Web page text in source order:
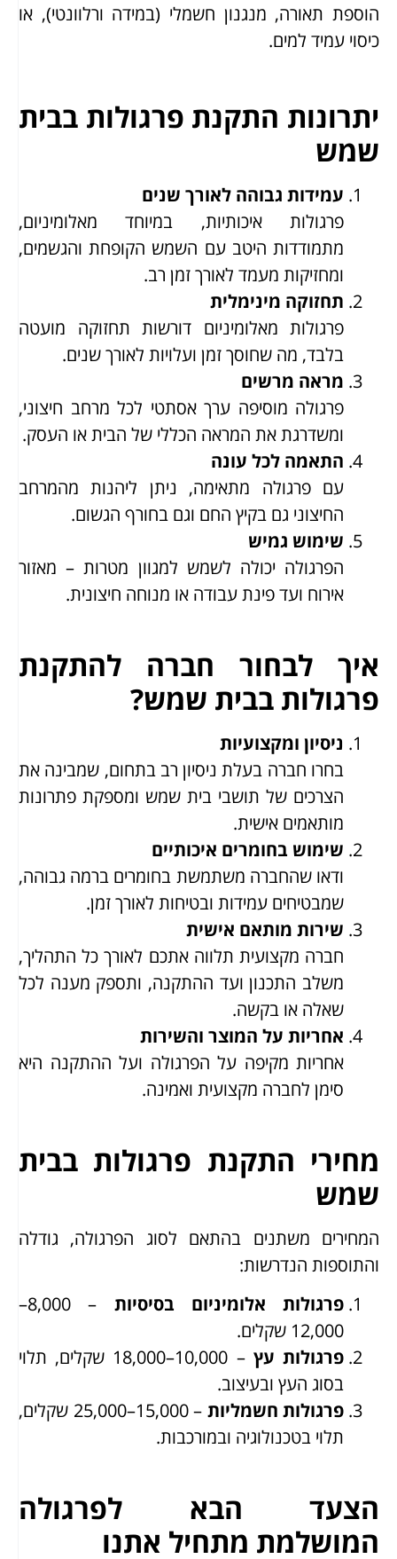
הוספת תאורה, מנגנון חשמלי (במידה ורלוונטי), או
כיסוי עמיד למים.
יתרונות התקנת פרגולות בבית
שמש
עמידות גבוהה לאורך שנים
פרגולות איכותיות, במיוחד מאלומיניום,
מתמודדות היטב עם השמש הקופחת והגשמים,
ומחזיקות מעמד לאורך זמן רב.
תחזוקה מינימלית
פרגולות מאלומיניום דורשות תחזוקה מועטה
בלבד, מה שחוסך זמן ועלויות לאורך שנים.
מראה מרשים
פרגולה מוסיפה ערך אסתטי לכל מרחב חיצוני,
ומשדרגת את המראה הכללי של הבית או העסק.
התאמה לכל עונה
עם פרגולה מתאימה, ניתן ליהנות מהמרחב
החיצוני גם בקיץ החם וגם בחורף הגשום.
שימוש גמיש
הפרגולה יכולה לשמש למגוון מטרות – מאזור
אירוח ועד פינת עבודה או מנוחה חיצונית.
איך לבחור חברה להתקנת
פרגולות בבית שמש?
ניסיון ומקצועיות
בחרו חברה בעלת ניסיון רב בתחום, שמבינה את
הצרכים של תושבי בית שמש ומספקת פתרונות
מותאמים אישית.
שימוש בחומרים איכותיים
ודאו שהחברה משתמשת בחומרים ברמה גבוהה,
שמבטיחים עמידות ובטיחות לאורך זמן.
שירות מותאם אישית
חברה מקצועית תלווה אתכם לאורך כל התהליך,
משלב התכנון ועד ההתקנה, ותספק מענה לכל
שאלה או בקשה.
אחריות על המוצר והשירות
אחריות מקיפה על הפרגולה ועל ההתקנה היא
סימן לחברה מקצועית ואמינה.
מחירי התקנת פרגולות בבית
שמש
המחירים משתנים בהתאם לסוג הפרגולה, גודלה
והתוספות הנדרשות:
פרגולות אלומיניום בסיסיות
– 8,000–
12,000 שקלים.
פרגולות עץ
– 10,000–18,000 שקלים, תלוי
בסוג העץ ובעיצוב.
פרגולות חשמליות
– 15,000–25,000 שקלים,
תלוי בטכנולוגיה ובמורכבות.
הצעד הבא לפרגולה
המושלמת מתחיל אתנו